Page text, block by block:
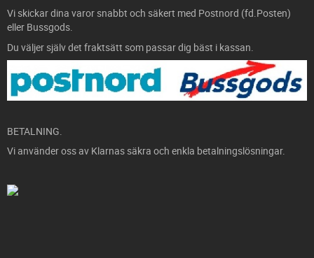
Vi skickar dina varor snabbt och säkert med Postnord (fd.Posten)
eller Bussgods.
Du väljer själv det fraktsätt som passar dig bäst i kassan.
BETALNING.
Vi använder oss av Klarnas säkra och enkla betalningslösningar.